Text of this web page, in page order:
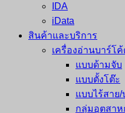
IDA
iData
สินค้าและบริการ
เครื่องอ่านบาร์โ
แบบด้ามจับ
แบบตั้งโต๊ะ
แบบไร้สาย
กลุ่มอุตสาห